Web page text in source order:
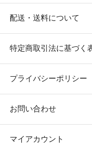
配送・送料について
特定商取引法に基づく
プライバシーポリシー
お問い合わせ
マイアカウント